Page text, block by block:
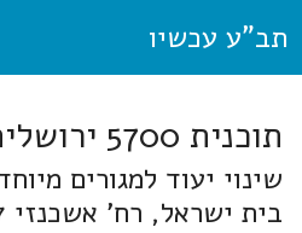
תב"ע עכשיו
תוכנית 5700 ירושלים
שינוי יעוד למגורים
בית ישראל, רח' אשכנזי 17